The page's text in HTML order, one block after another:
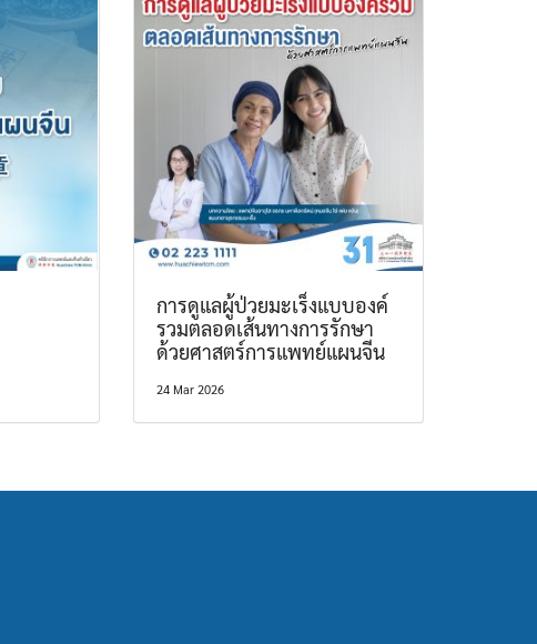
การดูแลผู้ป่วยมะเร็งแบบองค์
รวมตลอดเส้นทางการรักษา
ด้วยศาสตร์การแพทย์แผนจีน
24 Mar 2026